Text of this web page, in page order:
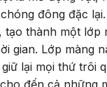
đông đặc
tạo thành một lớp
gian. Lớp màng
lại mọi thứ trôi
đến cả những